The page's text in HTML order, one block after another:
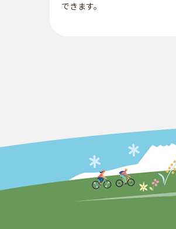
できます。